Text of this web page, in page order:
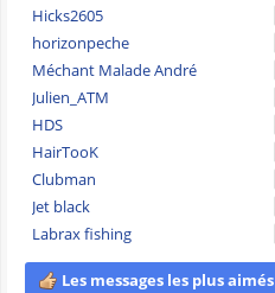
Hicks2605
horizonpeche
Méchant Malade André
Julien_ATM
HDS
HairTooK
Clubman
Jet black
Labrax fishing
Les messages les plus aimés